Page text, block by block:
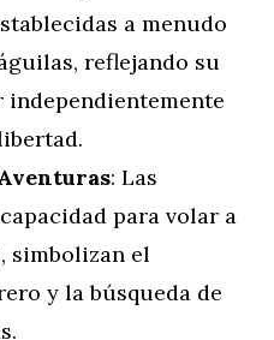
a menudo
reflejando su
independientemente
: Las
para volar a
simbolizan el
y la búsqueda de